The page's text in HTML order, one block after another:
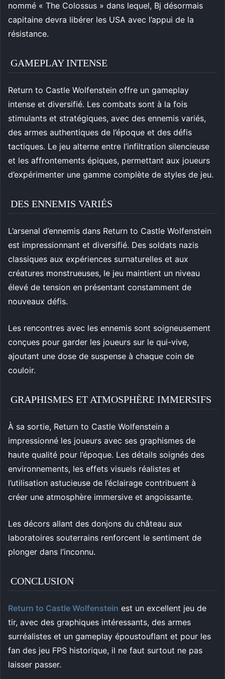
nommé « The Colossus » dans lequel, Bj désormais
capitaine devra libérer les USA avec l’appui de la
résistance.
GAMEPLAY INTENSE
Return to Castle Wolfenstein offre un gameplay
intense et diversifié. Les combats sont à la fois
stimulants et stratégiques, avec des ennemis variés,
des armes authentiques de l’époque et des défis
tactiques. Le jeu alterne entre l’infiltration silencieuse
et les affrontements épiques, permettant aux joueurs
d’expérimenter une gamme complète de styles de jeu.
DES ENNEMIS VARIÉS
L’arsenal d’ennemis dans Return to Castle Wolfenstein
est impressionnant et diversifié. Des soldats nazis
classiques aux expériences surnaturelles et aux
créatures monstrueuses, le jeu maintient un niveau
élevé de tension en présentant constamment de
nouveaux défis.
Les rencontres avec les ennemis sont soigneusement
conçues pour garder les joueurs sur le qui-vive,
ajoutant une dose de suspense à chaque coin de
couloir.
GRAPHISMES ET ATMOSPHÈRE IMMERSIFS
À sa sortie, Return to Castle Wolfenstein a
impressionné les joueurs avec ses graphismes de
haute qualité pour l’époque. Les détails soignés des
environnements, les effets visuels réalistes et
l’utilisation astucieuse de l’éclairage contribuent à
créer une atmosphère immersive et angoissante.
Les décors allant des donjons du château aux
laboratoires souterrains renforcent le sentiment de
plonger dans l’inconnu.
CONCLUSION
Return to Castle Wolfenstein est un excellent jeu de
tir, avec des graphiques intéressants, des armes
surréalistes et un gameplay époustouflant et pour les
fan des jeu FPS historique, il ne faut surtout ne pas
laisser passer.